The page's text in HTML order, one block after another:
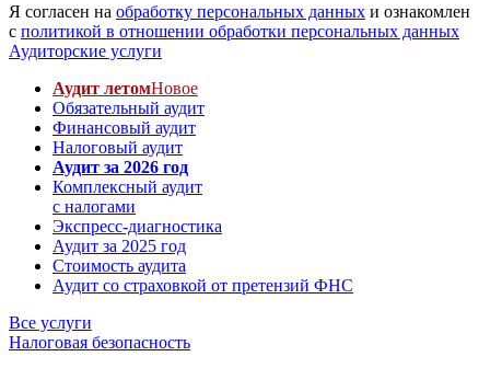
Я согласен на обработку персональных данных и ознакомлен
с политикой в отношении обработки персональных данных
Аудиторские услуги
Аудит летомНовое
Обязательный аудит
Финансовый аудит
Налоговый аудит
Аудит за 2026 год
Комплексный аудит
с налогами
Экспресс-диагностика
Аудит за 2025 год
Стоимость аудита
Аудит со страховкой от претензий ФНС
Все услуги
Налоговая безопасность